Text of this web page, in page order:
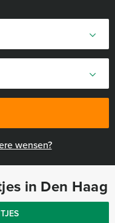
wensen?
in Den Haag